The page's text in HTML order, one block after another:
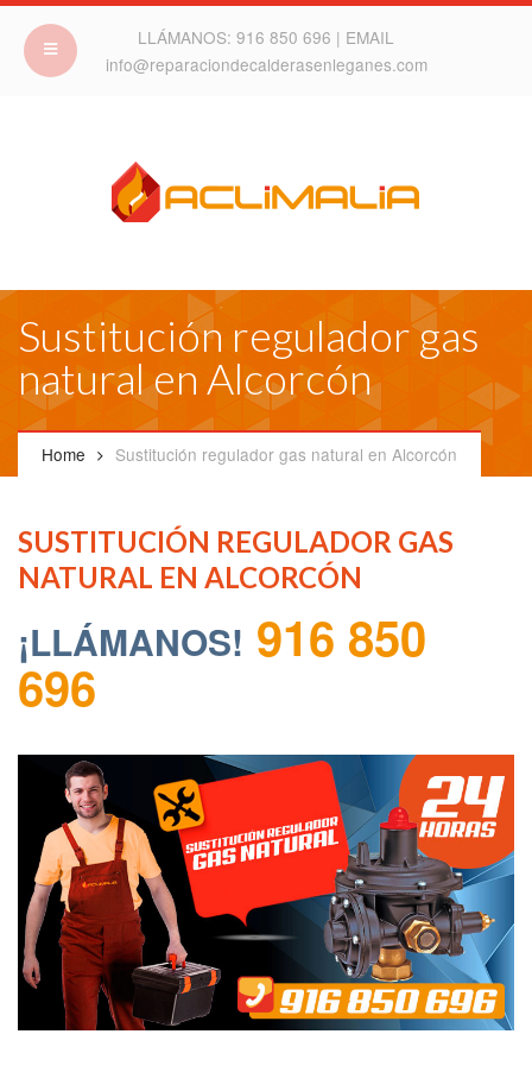
LLÁMANOS: 916 850 696 | EMAIL
info@reparaciondecalderasenleganes.com
Sustitución regulador gas
natural en Alcorcón
Home Sustitución regulador gas natural en Alcorcón
SUSTITUCIÓN REGULADOR GAS
NATURAL EN ALCORCÓN
¡LLÁMANOS! 916 850
696